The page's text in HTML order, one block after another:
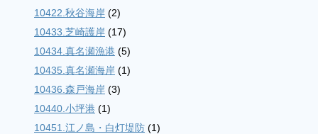
10422.秋谷海岸 (2)
10433.芝崎護岸 (17)
10434.真名瀬漁港 (5)
10435.真名瀬海岸 (1)
10436.森戸海岸 (3)
10440.小坪港 (1)
10451.江ノ島・白灯堤防 (1)